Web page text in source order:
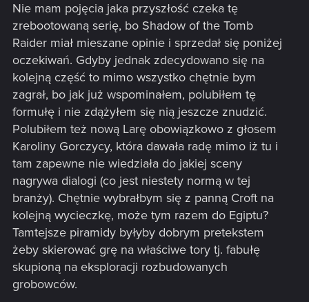
Nie mam pojęcia jaka przyszłość czeka tę
zrebootowaną serię, bo Shadow of the Tomb
Raider miał mieszane opinie i sprzedał się poniżej
oczekiwań. Gdyby jednak zdecydowano się na
kolejną część to mimo wszystko chętnie bym
zagrał, bo jak już wspominałem, polubiłem tę
formułę i nie zdążyłem się nią jeszcze znudzić.
Polubiłem też nową Larę obowiązkowo z głosem
Karoliny Gorczycy, która dawała radę mimo iż tu i
tam zapewne nie wiedziała do jakiej sceny
nagrywa dialogi (co jest niestety normą w tej
branży). Chętnie wybrałbym się z panną Croft na
kolejną wycieczkę, może tym razem do Egiptu?
Tamtejsze piramidy byłyby dobrym pretekstem
żeby skierować grę na właściwe tory tj. fabułę
skupioną na eksploracji rozbudowanych
grobowców.